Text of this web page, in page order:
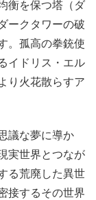
衡を保つ塔（ダ
ークタワーの破
。孤高の拳銃使
イドリス・エル
り火花散らすア
議な夢に導か
実世界とつなが
る荒廃した異世
接するその世界